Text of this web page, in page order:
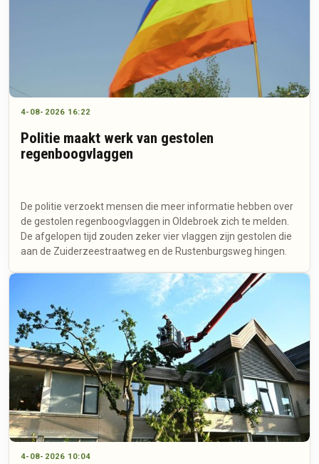
4-08-2026 16:22
Politie maakt werk van gestolen
regenboogvlaggen
De politie verzoekt mensen die meer informatie hebben over
de gestolen regenboogvlaggen in Oldebroek zich te melden.
De afgelopen tijd zouden zeker vier vlaggen zijn gestolen die
aan de Zuiderzeestraatweg en de Rustenburgsweg hingen.
4-08-2026 10:04